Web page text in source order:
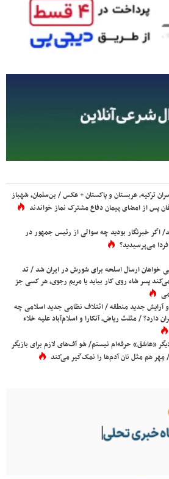
ترکیه، عربستان و پاکستان + عکس / بن‌سلمان، شهباز
پس از امضای پیمان دفاع مشترک نماز خواندند
اگر خبرنگار بودید چه سوالی از رئیس جمهور در
می‌پرسیدید؟
خواهان ارسال اسلحه برای شورش در ایران شد / تد
پسر شاه روی کار بیاید یا مریم رجوی، هر کسی جز
آرایش جدید منطقه / ائتلاف نظامی جدید اسلامی چه
دارد؟ / مثلث ریاض، آنکارا و اسلام‌آباد علیه خلاء
«عاشق» حرفه‌ام نیستم/ شو آف‌های لازم برای بازیگر
مِهر هم مثل نان آدم‌ها را نمک‌گیر می‌کند